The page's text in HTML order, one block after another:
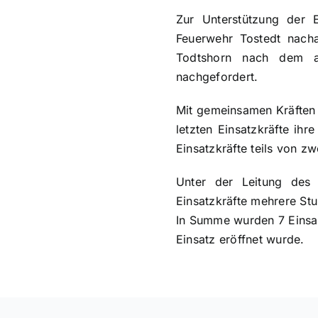
Zur Unterstützung der
Feuerwehr Tostedt
Todtshorn nach dem
nachgefordert.
Mit gemeinsamen
letzten Einsatzkräfte
Einsatzkräfte teils von
Unter der Leitung des
Einsatzkräfte mehrere
In Summe wurden 7
Einsatz eröffnet wurde.